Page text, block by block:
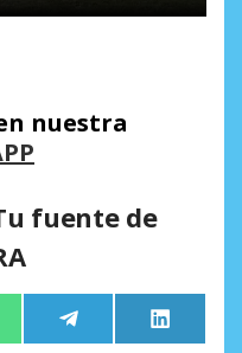
nuestra
fuente de
Compartir
en
Telegram
en
LinkedIn